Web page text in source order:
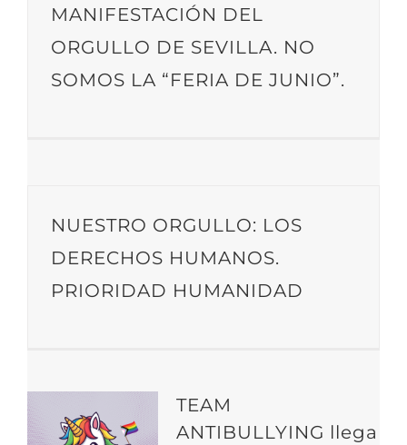
MANIFESTACIÓN DEL
ORGULLO DE SEVILLA. NO
SOMOS LA “FERIA DE JUNIO”.
NUESTRO ORGULLO: LOS
DERECHOS HUMANOS.
PRIORIDAD HUMANIDAD
TEAM
ANTIBULLYING llega